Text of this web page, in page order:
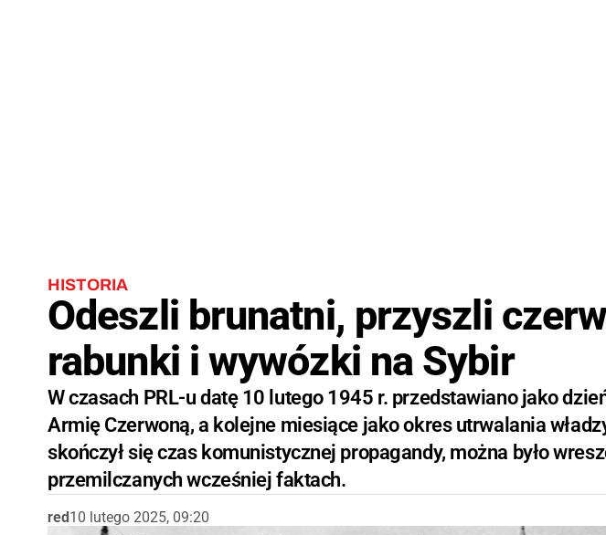
HISTORIA
Odeszli brunatni, przyszli
rabunki i wywózki na Sybir
W czasach PRL-u datę 10 lutego 1945 r. przedstawiano jako
Armię Czerwoną, a kolejne miesiące jako okres utrwalania
skończył się czas komunistycznej propagandy, można było
przemilczanych wcześniej faktach.
red10 lutego 2025, 09:20